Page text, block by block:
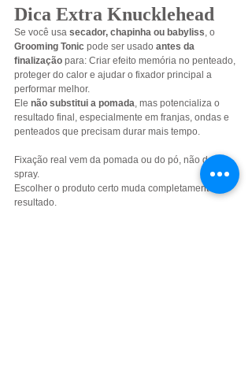
Dica Extra Knucklehead
Se você usa secador, chapinha ou babyliss , o
Grooming Tonic pode ser usado antes da
finalização para: Criar efeito memória no penteado,
proteger do calor e ajudar o fixador principal a
performar melhor.
Ele não substitui a pomada , mas potencializa o
resultado final, especialmente em franjas, ondas e
penteados que precisam durar mais tempo.
Fixação real vem da pomada ou do pó, não do
spray.
Escolher o produto certo muda completamente o
resultado.